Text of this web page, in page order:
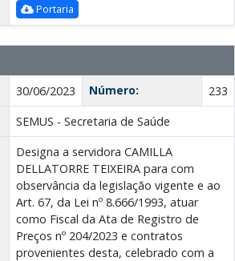
Portaria
30/06/2023 Número:
233
SEMUS - Secretaria de Saúde
Designa a servidora CAMILLA
DELLATORRE TEIXEIRA para com
observância da legislação vigente e ao
Art. 67, da Lei nº 8.666/1993, atuar
como Fiscal da Ata de Registro de
Preços nº 204/2023 e contratos
provenientes desta, celebrado com a